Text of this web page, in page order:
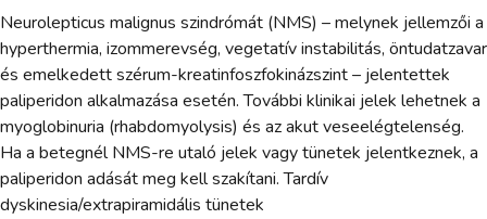
Neurolepticus malignus szindrómát (NMS) – melynek jellemzői a
hyperthermia, izommerevség, vegetatív instabilitás, öntudatzavar
és emelkedett szérum-kreatinfoszfokinázszint – jelentettek
paliperidon alkalmazása esetén. További klinikai jelek lehetnek a
myoglobinuria (rhabdomyolysis) és az akut veseelégtelenség.
Ha a betegnél NMS-re utaló jelek vagy tünetek jelentkeznek, a
paliperidon adását meg kell szakítani. Tardív
dyskinesia/extrapiramidális tünetek